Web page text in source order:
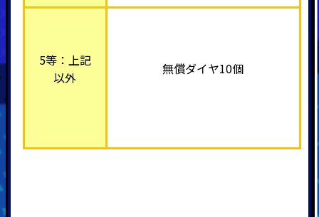
5等：上記
以外
無償ダイヤ10個